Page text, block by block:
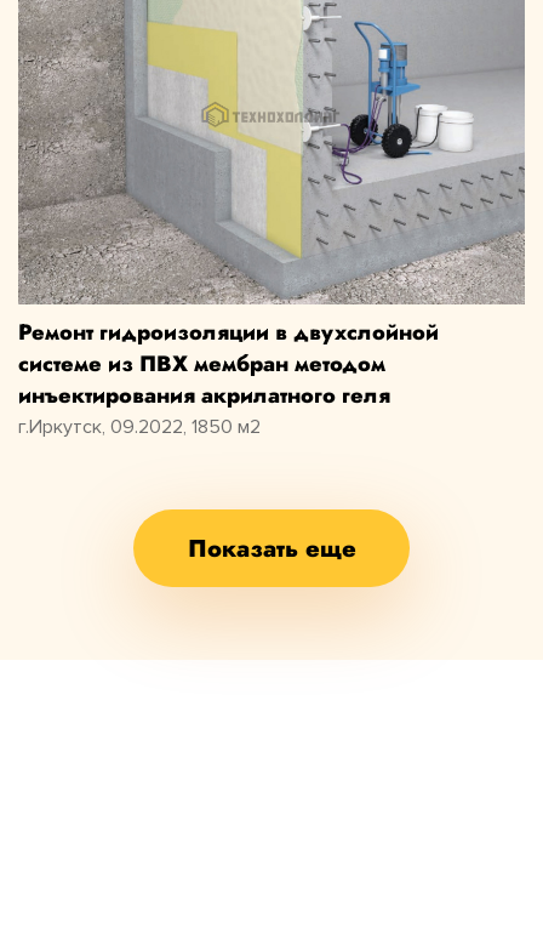
Ремонт гидроизоляции в двухслойной
системе из ПВХ мембран методом
инъектирования акрилатного геля
г.Иркутск, 09.2022, 1850 м2
Показать еще